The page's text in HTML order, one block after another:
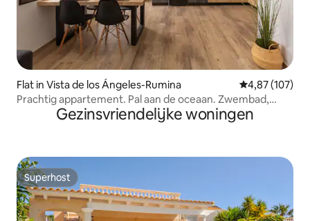
Flat in Vista de los Ángeles-Rumina Gemiddelde
4,87 (107)
Prachtig appartement. Pal aan de oceaan. Zwembad,
parkeergelegenheid
Gezinsvriendelijke woningen
Superhost
Superhost